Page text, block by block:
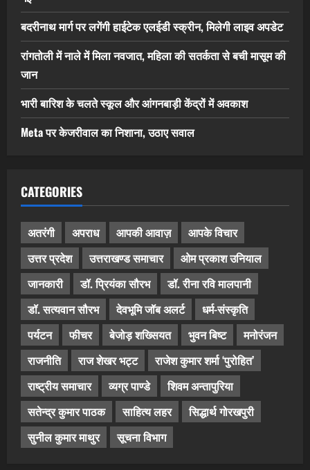
बदरीनाथ मार्ग पर लगेंगी हाईटेक एलईडी स्क्रीन, मिलेगी लाइव अपडेट
रांगतोली में नाले में मिला नवजात, महिला की सतर्कता से बची मासूम की
जान
भारी बारिश के चलते स्कूल और आंगनबाड़ी केंद्रों में अवकाश
Meta पर केजरीवाल का निशाना, उठाए सवाल
CATEGORIES
अतरंगी अपराध आपकी आवाज़
आपके विचार
उत्तर प्रदेश
उत्तराखण्ड समाचार
ओम प्रकाश उनियाल
जानकारी
डॉ. प्रियंका सौरभ
डॉ. रीना रवि मालपानी
डॉ. सत्यवान सौरभ
देवभूमि जॉब अलर्ट
धर्म-संस्कृति
पर्यटन
फीचर बेजोड़ शख्सियत भुवन बिष्ट
मनोरंजन
राजनीति
राज शेखर भट्ट
राजेश कुमार शर्मा ‘पुरोहित’
राष्ट्रीय समाचार
व्यग्र पाण्डे
शिवम अन्तापुरिया
सतेन्द्र कुमार पाठक
साहित्य लहर
सिद्धार्थ गोरखपुरी
सुनील कुमार माथुर
सूचना विभाग